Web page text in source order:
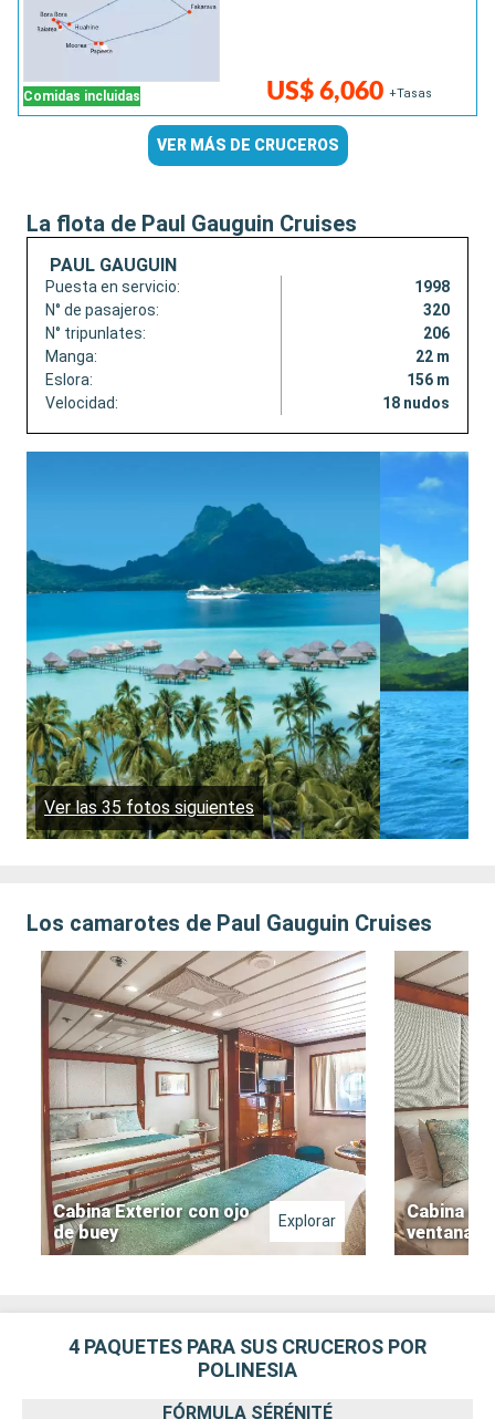
Comidas incluidas US$ 6,060 +Tasas
VER MÁS DE CRUCEROS
La flota de Paul Gauguin Cruises
PAUL GAUGUIN
Puesta en servicio:
1998
N° de pasajeros:
320
N° tripunlates:
206
Manga:
22 m
Eslora:
156 m
Velocidad:
18 nudos
Ver las 35 fotos siguientes
Los camarotes de Paul Gauguin Cruises
Cabina Exterior con ojo
de buey
Explorar
Cabina
ventana
4 PAQUETES PARA SUS CRUCEROS POR
POLINESIA
FÓRMULA SÉRÉNITÉ